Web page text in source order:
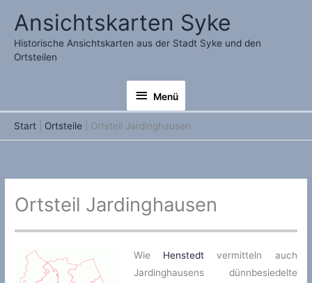
Inhalt
springen
Ansichtskarten Syke
Historische Ansichtskarten aus der Stadt Syke und den
Ortsteilen
Menü
Menü
Start Ortsteile Ortsteil Jardinghausen
Ortsteil Jardinghausen
Wie Henstedt vermitteln auch
Jardinghausens dünnbesiedelte